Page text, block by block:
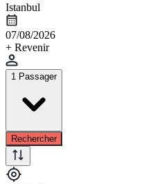
Istanbul
07/08/2026
+ Revenir
1 Passager
Rechercher